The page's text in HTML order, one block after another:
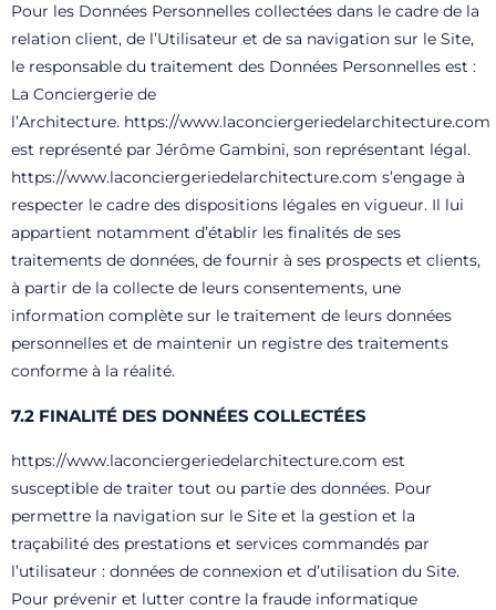
Pour les Données Personnelles collectées dans le cadre de la
relation client, de l’Utilisateur et de sa navigation sur le Site,
le responsable du traitement des Données Personnelles est :
La Conciergerie de
l’Architecture. https://www.laconciergeriedelarchitecture.com
est représenté par Jérôme Gambini, son représentant légal.
https://www.laconciergeriedelarchitecture.com s’engage à
respecter le cadre des dispositions légales en vigueur. Il lui
appartient notamment d’établir les finalités de ses
traitements de données, de fournir à ses prospects et clients,
à partir de la collecte de leurs consentements, une
information complète sur le traitement de leurs données
personnelles et de maintenir un registre des traitements
conforme à la réalité.
7.2 FINALITÉ DES DONNÉES COLLECTÉES
https://www.laconciergeriedelarchitecture.com est
susceptible de traiter tout ou partie des données. Pour
permettre la navigation sur le Site et la gestion et la
traçabilité des prestations et services commandés par
l’utilisateur : données de connexion et d’utilisation du Site.
Pour prévenir et lutter contre la fraude informatique